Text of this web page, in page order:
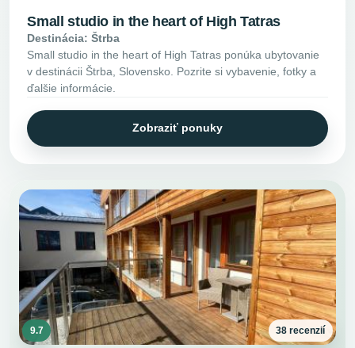
Small studio in the heart of High Tatras
Destinácia: Štrba
Small studio in the heart of High Tatras ponúka ubytovanie
v destinácii Štrba, Slovensko. Pozrite si vybavenie, fotky a
ďalšie informácie.
Zobraziť ponuky
9.7 38 recenzií